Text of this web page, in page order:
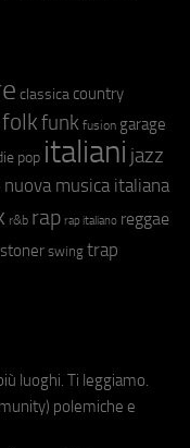
classica country
folkfunk fusion garage
pop italiani jazz
nuova musica italiana
r&b rap rap italiano reggae
stoner swing trap
luoghi. Ti leggiamo.
polemiche e